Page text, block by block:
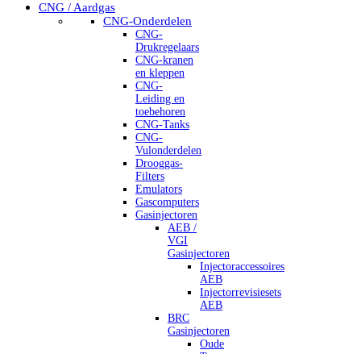
CNG / Aardgas
CNG-Onderdelen
CNG-
Drukregelaars
CNG-kranen
en kleppen
CNG-
Leiding en
toebehoren
CNG-Tanks
CNG-
Vulonderdelen
Drooggas-
Filters
Emulators
Gascomputers
Gasinjectoren
AEB /
VGI
Gasinjectoren
Injectoraccessoires
AEB
Injectorrevisiesets
AEB
BRC
Gasinjectoren
Oude